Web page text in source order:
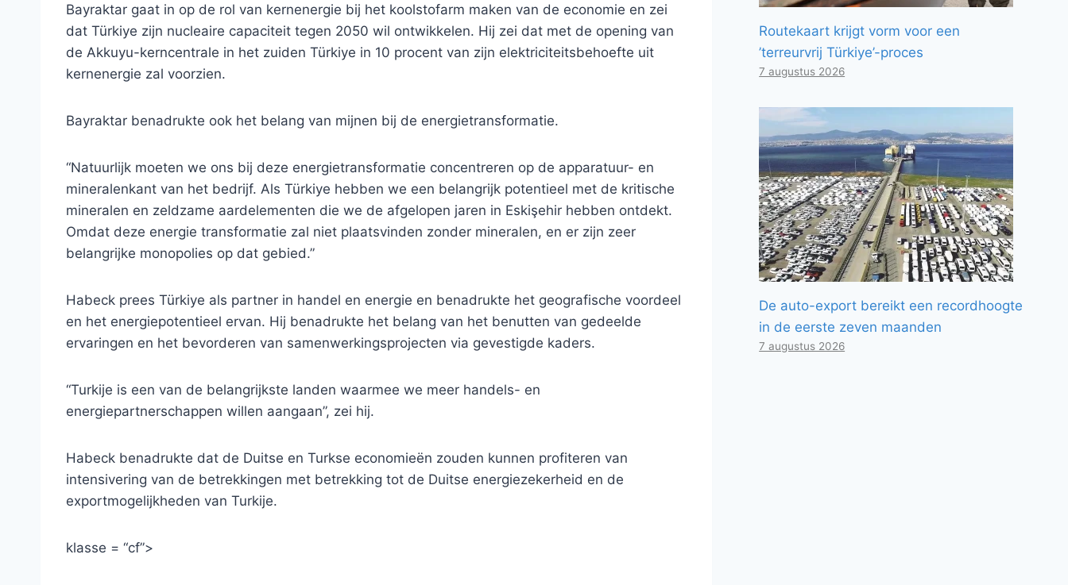
Bayraktar gaat in op de rol van kernenergie bij het koolstofarm maken van de economie en zei
dat Türkiye zijn nucleaire capaciteit tegen 2050 wil ontwikkelen. Hij zei dat met de opening van
de Akkuyu-kerncentrale in het zuiden Türkiye in 10 procent van zijn elektriciteitsbehoefte uit
kernenergie zal voorzien.
Bayraktar benadrukte ook het belang van mijnen bij de energietransformatie.
“Natuurlijk moeten we ons bij deze energietransformatie concentreren op de apparatuur- en
mineralenkant van het bedrijf. Als Türkiye hebben we een belangrijk potentieel met de kritische
mineralen en zeldzame aardelementen die we de afgelopen jaren in Eskişehir hebben ontdekt. ​​
Omdat deze energie transformatie zal niet plaatsvinden zonder mineralen, en er zijn zeer
belangrijke monopolies op dat gebied.”
Habeck prees Türkiye als partner in handel en energie en benadrukte het geografische voordeel
en het energiepotentieel ervan. Hij benadrukte het belang van het benutten van gedeelde
ervaringen en het bevorderen van samenwerkingsprojecten via gevestigde kaders.
“Turkije is een van de belangrijkste landen waarmee we meer handels- en
energiepartnerschappen willen aangaan”, zei hij.
Habeck benadrukte dat de Duitse en Turkse economieën zouden kunnen profiteren van
intensivering van de betrekkingen met betrekking tot de Duitse energiezekerheid en de
exportmogelijkheden van Turkije.
klasse = “cf”>
Routekaart krijgt vorm voor een
’terreurvrij Türkiye’-proces
7 augustus 2026
De auto-export bereikt een recordhoogte
in de eerste zeven maanden
7 augustus 2026